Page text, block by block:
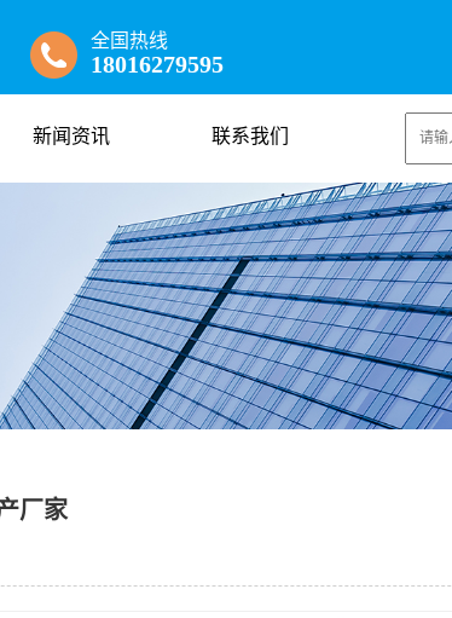
全国热线
18016279595
新闻资讯 联系我们
厂家